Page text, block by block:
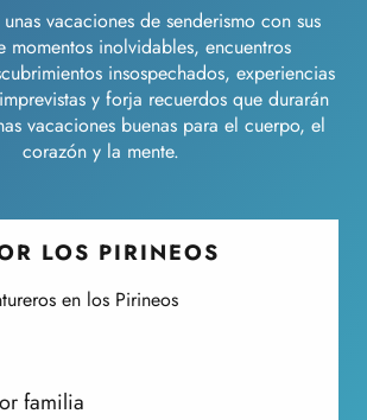
vacaciones de senderismo con sus
momentos inolvidables, encuentros
insospechados, experiencias
y forja recuerdos que durarán
vacaciones buenas para el cuerpo, el
corazón y la mente.
LOS PIRINEOS
en los Pirineos
familia